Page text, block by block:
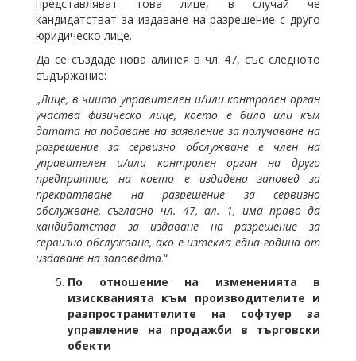
представляват това лице, в случай че
кандидатстват за издаване на разрешение с друго
юридическо лице.
Да се създаде нова алинея в чл. 47, със следното
съдържание:
„Лице, в чиито управителен и/или контролен орган
участва физическо лице, което е било или към
датата на подаване на заявление за получаване на
разрешение за сервизно обслужване е член на
управителен и/или контролен орган на друго
предприятие, на което е издадена заповед за
прекратяване на разрешение за сервизно
обслужване, съгласно чл. 47, ал. 1, има право да
кандидатства за издаване на разрешение за
сервизно обслужване, ако е изтекла една година от
издаване на заповедта.“
По отношение на измененията в
изискванията към производителите и
разпространителите на софтуер за
управление на продажби в търговски
обекти